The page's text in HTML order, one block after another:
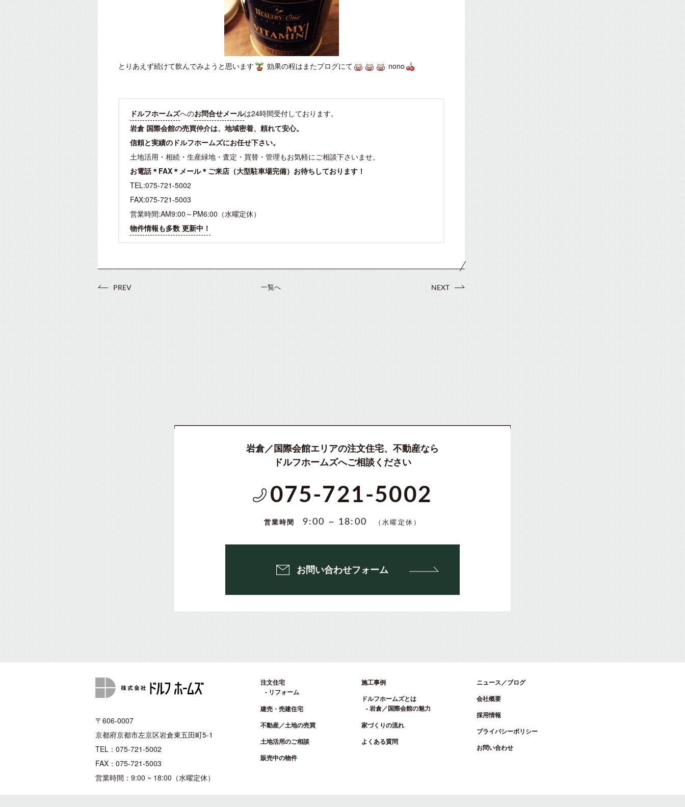
とりあえず続けて飲んでみようと思います 効果の程はまたブログにて nono
ドルフホームズへのお問合せメールは24時間受付しております。
岩倉 国際会館の売買仲介は、地域密着、頼れて安心。
信頼と実績のドルフホームズにお任せ下さい。
土地活用・相続・生産緑地・査定・買替・管理もお気軽にご相談下さいませ。
お電話＊FAX＊メール＊ご来店（大型駐車場完備）お待ちしております！
TEL:075-721-5002
FAX:075-721-5003
営業時間:AM9:00～PM6:00（水曜定休）
物件情報も多数 更新中！
PREV 一覧へ NEXT
岩倉／国際会館エリアの注文住宅、不動産なら
ドルフホームズへご相談ください
075-721-5002
営業時間 9:00 ~ 18:00 （水曜定休）
お問い合わせフォーム
〒606-0007
京都府京都市左京区岩倉東五田町5-1
TEL：075-721-5002
FAX：075-721-5003
営業時間：9:00 ~ 18:00（水曜定休）
注文住宅
リフォーム
建売・売建住宅
不動産／土地の売買
土地活用のご相談
販売中の物件
施工事例
ドルフホームズとは
岩倉／国際会館の魅力
家づくりの流れ
よくある質問
ニュース／ブログ
会社概要
採用情報
プライバシーポリシー
お問い合わせ